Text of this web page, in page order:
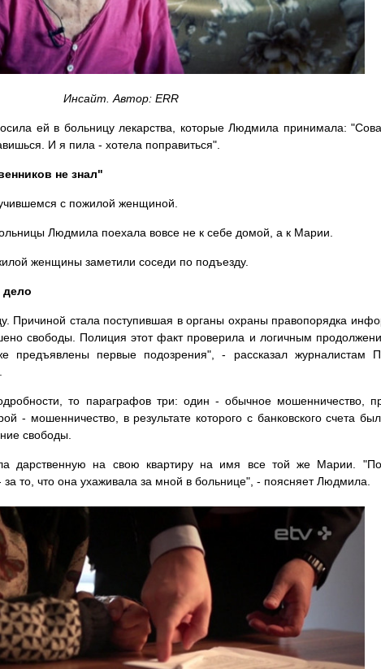
Инсайт. Автор: ERR
ей в больницу лекарства, которые Людмила принимала:
И я пила - хотела поправиться".
не знал"
с пожилой женщиной.
Людмила поехала вовсе не к себе домой, а к Марии.
женщины заметили соседи по подъезду.
дело
Причиной стала поступившая в органы охраны правопорядка
свободы. Полиция этот факт проверила и логичным
предъявлены первые подозрения", - рассказал журналистам
то параграфов три: один - обычное мошенничество,
- мошенничество, в результате которого с банковского счета
свободы.
дарственную на свою квартиру на имя все той же Марии.
за то, что она ухаживала за мной в больнице", - поясняет Людмила.